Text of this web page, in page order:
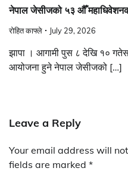
नेपाल जेसीजको ५३ औँ
रोहित काफ्ले July 29, 2026
झापा । आगामी पुस ८ देखि १०
आयोजना हुने नेपाल जेसीजको […]
Leave a Reply
Your email address will
fields are marked *